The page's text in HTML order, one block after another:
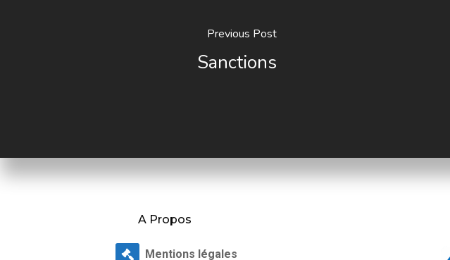
Previous Post
Sanctions
A Propos
Mentions légales